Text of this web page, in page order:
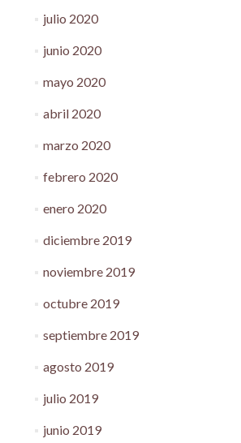
julio 2020
junio 2020
mayo 2020
abril 2020
marzo 2020
febrero 2020
enero 2020
diciembre 2019
noviembre 2019
octubre 2019
septiembre 2019
agosto 2019
julio 2019
junio 2019